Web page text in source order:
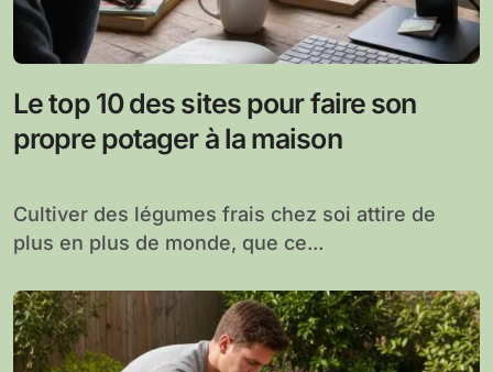
Le top 10 des sites pour faire son
propre potager à la maison
Cultiver des légumes frais chez soi attire de
plus en plus de monde, que ce...